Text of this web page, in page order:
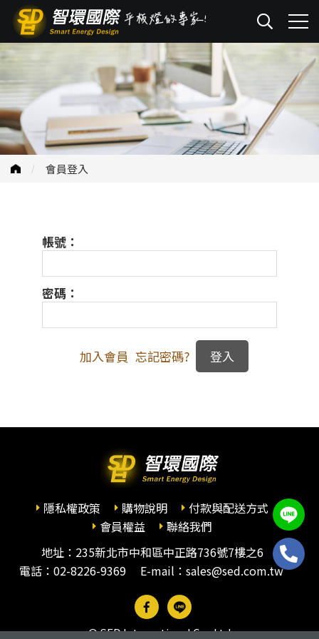
會員登入
帳號：
密碼：
加入會員 忘記密碼?
隱私權政策 購物說明
付款與配送方式
會員權益
聯絡我們
地址：235新北市中和區中正路736號7樓之6
電話： 02-8226-9369 E-mail：sales@sed.com.tw
© SED International Co., Ltd